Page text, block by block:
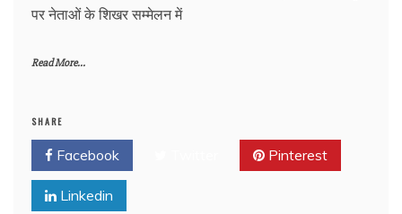
पर नेताओं के शिखर सम्मेलन में
Read More...
SHARE
Facebook Pinterest
Linkedin